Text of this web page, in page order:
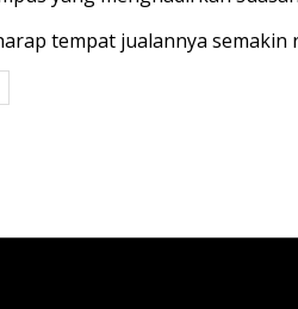
tempat jualannya